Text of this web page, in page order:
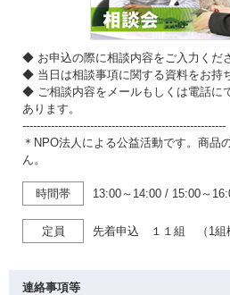
◆ お申込の際に相談内容をご入力くだ
◆ 当日は相談事項に関する資料をお持
◆ ご相談内容をメールもしくは電話に
あります。
---------------------------------------------------------
＊NPO法人による公益活動です。商品
ん。
時間帯 13:00～14:00 / 15:00～
定員 先着申込 １１組 （1組
連絡事項等